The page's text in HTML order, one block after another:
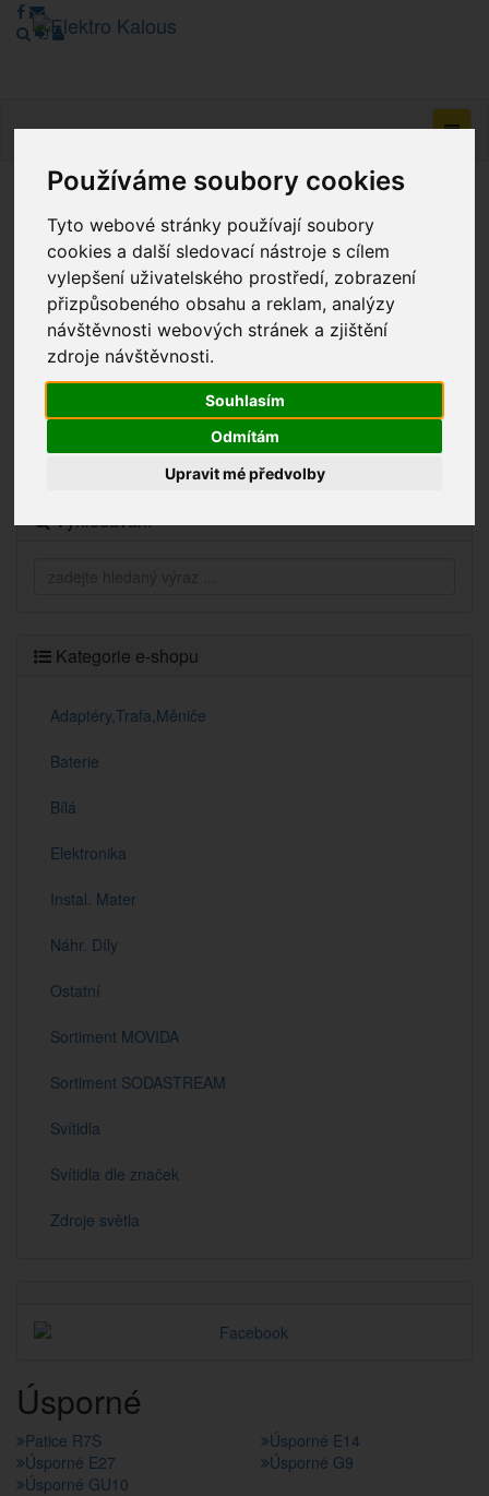
Používáme soubory cookies
Tyto webové stránky používají soubory
cookies a další sledovací nástroje s cílem
vylepšení uživatelského prostředí, zobrazení
přizpůsobeného obsahu a reklam, analýzy
návštěvnosti webových stránek a zjištění
zdroje návštěvnosti.
Souhlasím
Odmítám
Upravit mé předvolby
Vážení zákazníci, v tuto chvíli je Náš internetový obchod v
režimu Katalogu. Objednávky on-line nyní nelze vyřídit.
Děkujeme za pochopení.
Výprodej
Vyhledávání
Kategorie e-shopu
Adaptéry,Trafa,Měniče
Baterie
Bílá
Elektronika
Instal. Mater
Náhr. Díly
Ostatní
Sortiment MOVIDA
Sortiment SODASTREAM
Svítidla
Svítidla dle značek
Zdroje světla
Úsporné
Patice R7S
Úsporné E14
Úsporné E27
Úsporné G9
Úsporné GU10